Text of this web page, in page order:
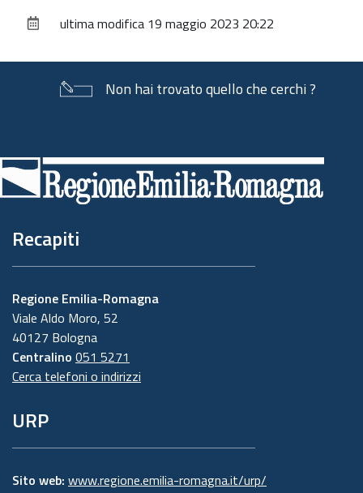
documentoultima modifica 19 maggio 2023 20:22
Non hai trovato quello che cerchi ?
di
pagina
Recapiti
Regione Emilia-Romagna
Viale Aldo Moro, 52
40127 Bologna
Centralino 051 5271
Cerca telefoni o indirizzi
URP
Sito web: www.regione.emilia-romagna.it/urp/